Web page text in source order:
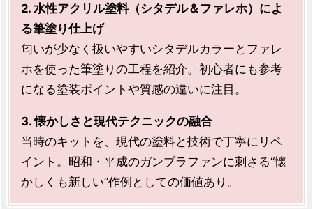
2. 水性アクリル塗料（シタデル＆ファレホ）によ
る筆塗り仕上げ
匂いが少なく扱いやすいシタデルカラーとファレ
ホを使った筆塗りの工程を紹介。初心者にも参考
になる塗装ポイントや質感の違いに注目。
3. 懐かしさと現代テクニックの融合
当時のキットを、現代の塗料と技術で丁寧にリペ
イント。昭和・平成のガンプラファンに刺さる“懐
かしくも新しい”作例としての価値あり。